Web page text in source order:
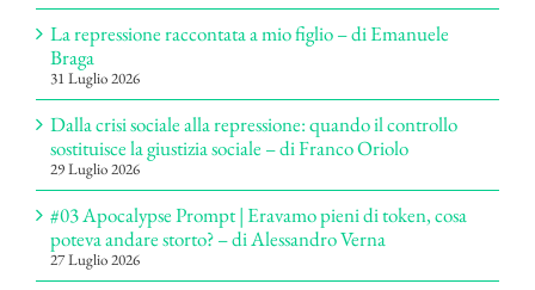
La repressione raccontata a mio figlio – di Emanuele
Braga
31 Luglio 2026
Dalla crisi sociale alla repressione: quando il controllo
sostituisce la giustizia sociale – di Franco Oriolo
29 Luglio 2026
#03 Apocalypse Prompt | Eravamo pieni di token, cosa
poteva andare storto? – di Alessandro Verna
27 Luglio 2026